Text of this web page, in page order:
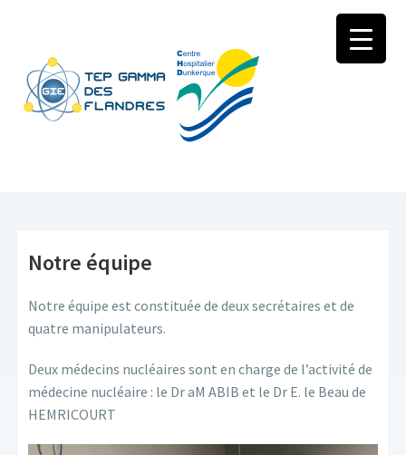
Notre équipe
Notre équipe est constituée de deux secrétaires et de
quatre manipulateurs.
Deux médecins nucléaires sont en charge de l’activité de
médecine nucléaire : le Dr aM ABIB et le Dr E. le Beau de
HEMRICOURT